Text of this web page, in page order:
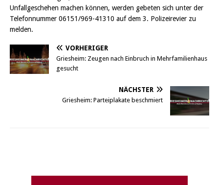
Unfallgeschehen machen können, werden gebeten sich unter der
Telefonnummer 06151/969-41310 auf dem 3. Polizeirevier zu
melden.
VORHERIGER
Griesheim: Zeugen nach Einbruch in Mehrfamilienhaus
gesucht
NÄCHSTER
Griesheim: Parteiplakate beschmiert